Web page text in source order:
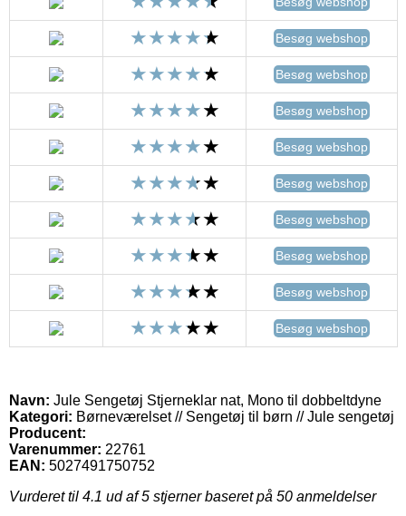
Besøg webshop
Besøg webshop
Besøg webshop
Besøg webshop
Besøg webshop
Besøg webshop
Besøg webshop
Besøg webshop
Besøg webshop
Navn: Jule Sengetøj Stjerneklar nat, Mono til dobbeltdyne
Kategori: Børneværelset // Sengetøj til børn // Jule sengetøj
Producent:
Varenummer: 22761
EAN: 5027491750752
Vurderet til 4.1 ud af 5 stjerner baseret på 50 anmeldelser